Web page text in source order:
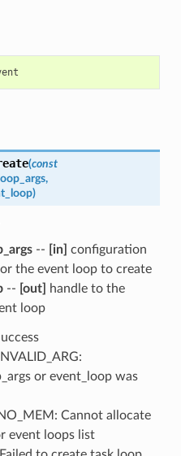
(const
,
)
-- [in] configuration
the event loop to create
-- [out]
handle to the
loop
or event_loop was
Cannot allocate
event loops list